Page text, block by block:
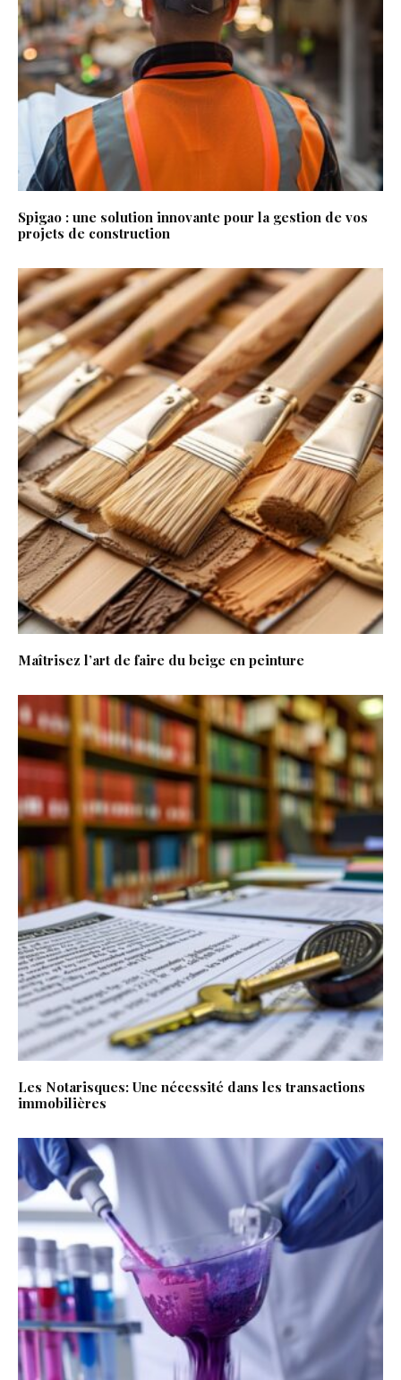
Spigao : une solution innovante pour la gestion de vos
projets de construction
Maîtrisez l’art de faire du beige en peinture
Les Notarisques: Une nécessité dans les transactions
immobilières